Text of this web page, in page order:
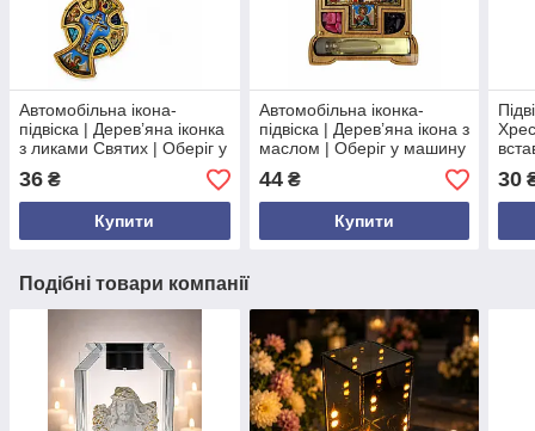
Автомобільна ікона-
підвіска | Дерев’яна іконка
з ликами Святих | Оберіг у
машину
36 ₴
Купити
Автомобільна іконка-
підвіска | Дерев’яна ікона з
маслом | Оберіг у машину
44₴
Купити
30
Подібні товари компанії